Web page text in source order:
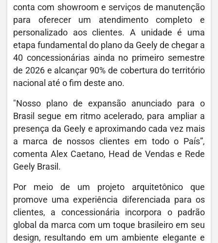
conta com showroom e serviços de manutenção
para oferecer um atendimento completo e
personalizado aos clientes. A unidade é uma
etapa fundamental do plano da Geely de chegar a
40 concessionárias ainda no primeiro semestre
de 2026 e alcançar 90% de cobertura do território
nacional até o fim deste ano.
"Nosso plano de expansão anunciado para o
Brasil segue em ritmo acelerado, para ampliar a
presença da Geely e aproximando cada vez mais
a marca de nossos clientes em todo o País”,
comenta Alex Caetano, Head de Vendas e Rede
Geely Brasil.
Por meio de um projeto arquitetônico que
promove uma experiência diferenciada para os
clientes, a concessionária incorpora o padrão
global da marca com um toque brasileiro em seu
design, resultando em um ambiente elegante e